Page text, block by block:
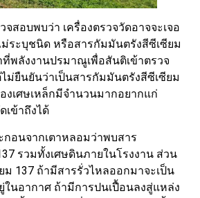
สอบพบว่า เครื่องตรวจวัดอาจจะเจอ
ม่ระบุชนิด หรือสารกัมมันตรังสีซีเซียม
ที่พลังงานปรมาณูเพื่อสันติเข้าตรวจ
ม่ยืนยันว่าเป็นสารกัมมันตรังสีซีเซียม
งเศษเหล็กมีจำนวนมากอยากแก่
เข้าถึงได้
กอนจากเตาหลอมว่าพบสาร
รวมทั้งเศษดินภายในโรงงาน ส่วน
137 ถ้ามีสารรั่วไหลออกมาจะเป็น
ในอากาศ ถ้ามีการปนเปื้อนลงสู่แหล่ง